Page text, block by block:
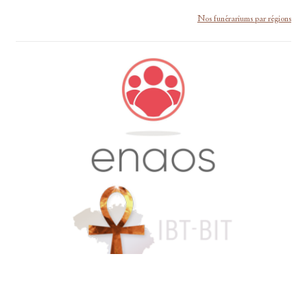
Nos funérariums par régions